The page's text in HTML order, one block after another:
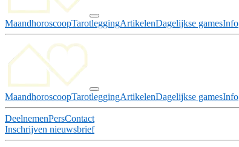
MaandhoroscoopTarotleggingArtikelenDagelijkse gamesInfo
MaandhoroscoopTarotleggingArtikelenDagelijkse gamesInfo
DeelnemenPersContact
Inschrijven nieuwsbrief